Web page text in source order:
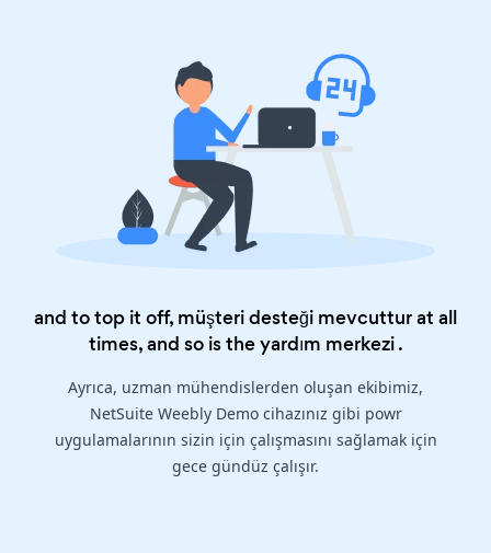
and to top it off, müşteri desteği mevcuttur at all
times, and so is theyardım merkezi.
Ayrıca, uzman mühendislerden oluşan ekibimiz,
NetSuite Weebly Demo cihazınız gibi powr
uygulamalarının sizin için çalışmasını sağlamak için
gece gündüz çalışır.